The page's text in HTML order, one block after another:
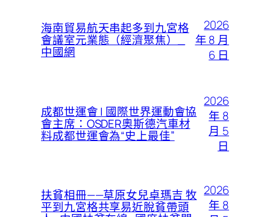
海南貿易航天串起多到九宮格
會議室元業態（經濟聚焦）_
中國網
2026
年 8 月
6 日
成都世運會 | 國際世界運動會協
會主席：OSDER奧斯德汽車材
料成都世運會為“史上最佳”
2026
年 8
月 5
日
扶貧相冊——草原女兒卓瑪吉 牧
平到九宮格共享易近脫貧帶頭
2026
年 8